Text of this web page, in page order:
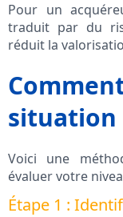
Pour un
traduit par du
réduit la
situation
Voici une
évaluer votre
Étape 1 :